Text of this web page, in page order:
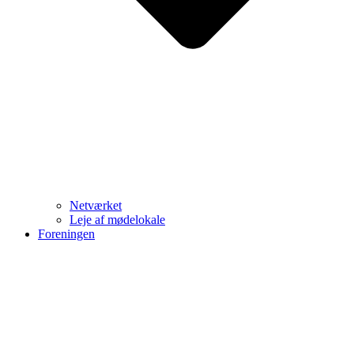
Netværket
Leje af mødelokale
Foreningen